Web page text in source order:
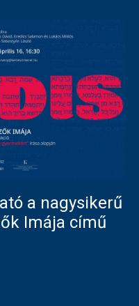
a nagysikerű
Imája című